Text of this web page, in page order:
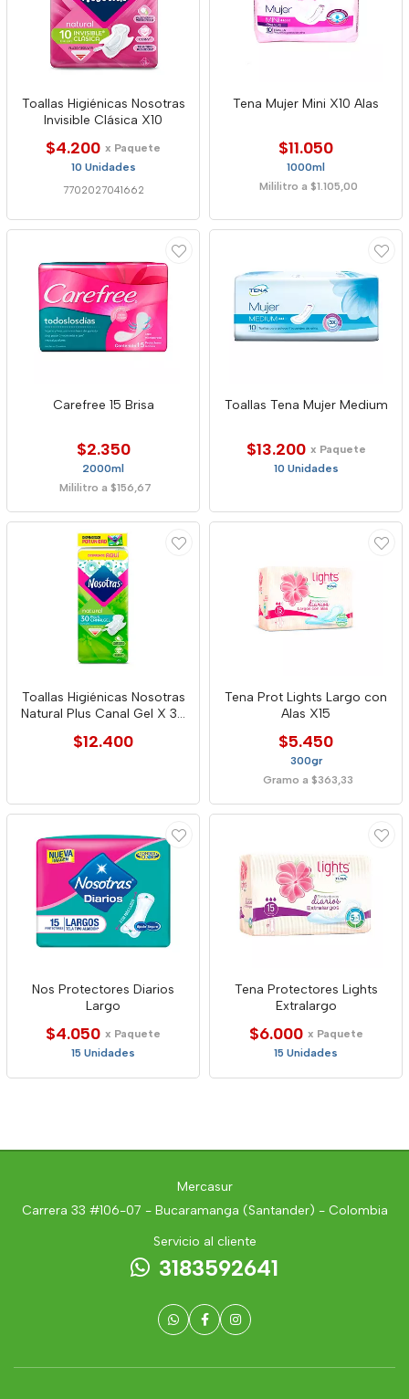
Toallas Higiénicas Nosotras
Invisible Clásica X10
$4.200 x Paquete
10 Unidades
7702027041662
Tena Mujer Mini X10 Alas
$11.050
1000ml
Mililitro a $1.105,00
Carefree 15 Brisa
$2.350
2000ml
Mililitro a $156,67
Toallas Tena Mujer Medium
$13.200 x Paquete
10 Unidades
Toallas Higiénicas Nosotras
Natural Plus Canal Gel X 30
$12.400
Tena Prot Lights Largo con
Alas X15
$5.450
300gr
Gramo a $363,33
Nos Protectores Diarios
Largo
$4.050 x Paquete
15 Unidades
Tena Protectores Lights
Extralargo
$6.000 x Paquete
15 Unidades
Mercasur
Carrera 33 #106-07 - Bucaramanga (Santander) - Colombia
Servicio al cliente
3183592641